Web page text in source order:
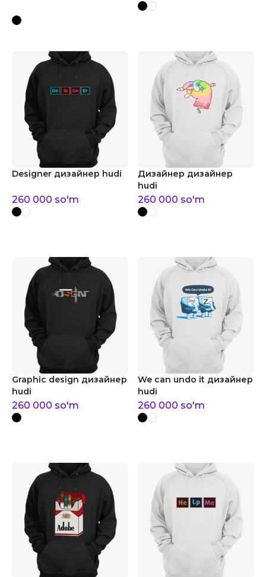
Designer дизайнер hudi
260 000 so'm
Дизайнер дизайнер
hudi
260 000 so'm
Graphic design дизайнер
hudi
260 000 so'm
We can undo it дизайнер
hudi
260 000 so'm